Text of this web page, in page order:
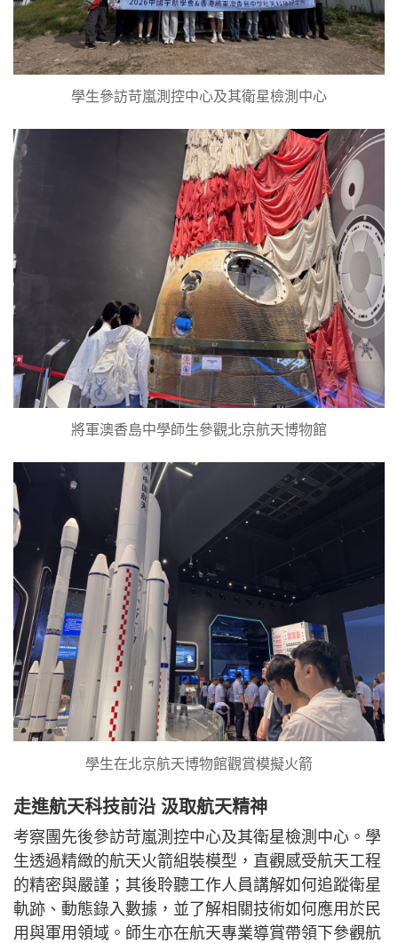
學生參訪苛嵐測控中心及其衛星檢測中心
將軍澳香島中學師生參觀北京航天博物館
學生在北京航天博物館觀賞模擬火箭
走進航天科技前沿 汲取航天精神
考察團先後參訪苛嵐測控中心及其衛星檢測中心。學
生透過精緻的航天火箭組裝模型，直觀感受航天工程
的精密與嚴謹；其後聆聽工作人員講解如何追蹤衛星
軌跡、動態錄入數據，並了解相關技術如何應用於民
用與軍用領域。師生亦在航天專業導賞帶領下參觀航